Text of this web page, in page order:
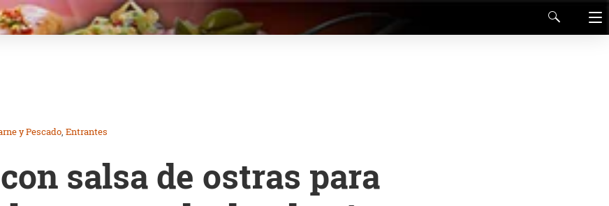
y Pescado Entrantes
salsa de ostras para